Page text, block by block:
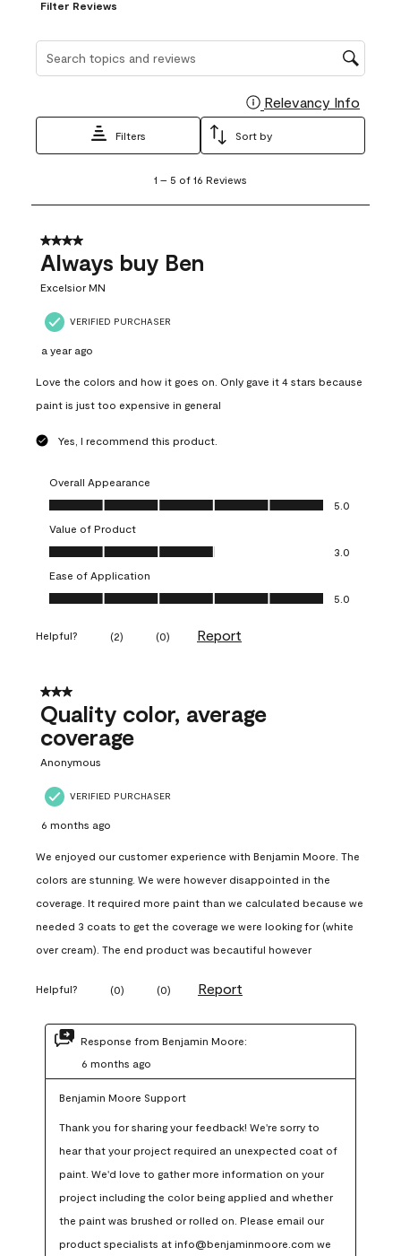
Filter Reviews
Relevancy Info
Filters Sort by
5
16
Reviews
1 – 5 of 16 Reviews
4 out of 5 stars.
Always buy Ben
Excelsior MN
VERIFIED PURCHASER
a year ago
Love the colors and how it goes on. Only gave it 4 stars because
paint is just too expensive in general
Yes, I recommend this product.
Overall Appearance
Overall Appearance, 5.0 out of 5
5.0
Value of Product
Value of Product, 3.0 out of 5
3.0
Ease of Application
Ease of Application, 5.0 out of 5
5.0
Helpful? (2) (0) Report
3 out of 5 stars.
Quality color, average
coverage
Anonymous
VERIFIED PURCHASER
6 months ago
We enjoyed our customer experience with Benjamin Moore. The
colors are stunning. We were however disappointed in the
coverage. It required more paint than we calculated because we
needed 3 coats to get the coverage we were looking for (white
over cream). The end product was becautiful however
Helpful? (0) (0) Report
Response from Benjamin Moore:
6 months ago
Benjamin Moore Support
Thank you for sharing your feedback! We're sorry to
hear that your project required an unexpected coat of
paint. We'd love to gather more information on your
project including the color being applied and whether
the paint was brushed or rolled on. Please email our
product specialists at info@benjaminmoore.com we